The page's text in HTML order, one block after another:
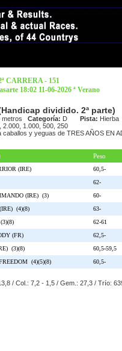
CARRERA - 151
18:02 11-06-2026 ª Verano
dividido. 2ª parte)
metros Categoría: D Pista:
2.000, 1.000, 500, 250
caballos y yeguas de TRES AÑOS EN
Peso
(IRE) 60,5-
62-
(IRE) (3) 60-
(4)(8) 63-
62-61
(FR) 62,5-
(3)(8) 60,5-59,5
(4)(5)(8) 60,5-
/ Col.: 7,2 - 1,5 / Gem.: 27,3 / Trío: